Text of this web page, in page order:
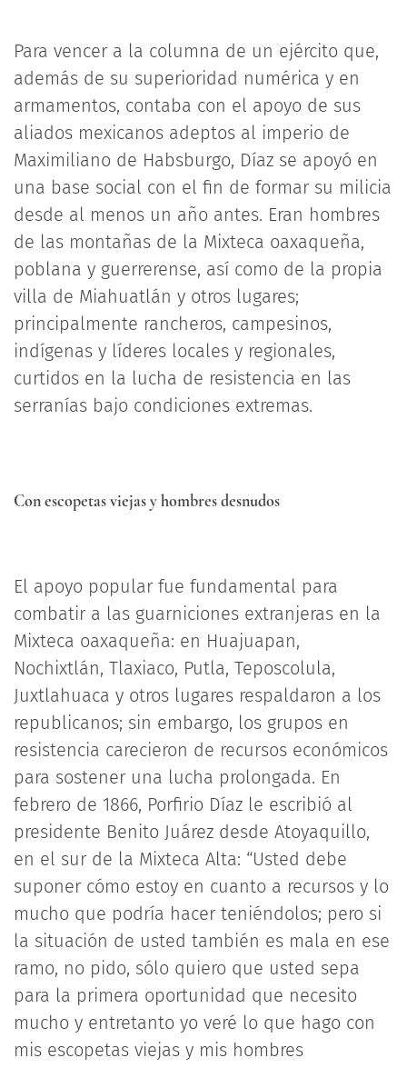
Para vencer a la columna de un ejército que,
además de su superioridad numérica y en
armamentos, contaba con el apoyo de sus
aliados mexicanos adeptos al imperio de
Maximiliano de Habsburgo, Díaz se apoyó en
una base social con el fin de formar su milicia
desde al menos un año antes. Eran hombres
de las montañas de la Mixteca oaxaqueña,
poblana y guerrerense, así como de la propia
villa de Miahuatlán y otros lugares;
principalmente rancheros, campesinos,
indígenas y líderes locales y regionales,
curtidos en la lucha de resistencia en las
serranías bajo condiciones extremas.
Con escopetas viejas y hombres desnudos
El apoyo popular fue fundamental para
combatir a las guarniciones extranjeras en la
Mixteca oaxaqueña: en Huajuapan,
Nochixtlán, Tlaxiaco, Putla, Teposcolula,
Juxtlahuaca y otros lugares respaldaron a los
republicanos; sin embargo, los grupos en
resistencia carecieron de recursos económicos
para sostener una lucha prolongada. En
febrero de 1866, Porfirio Díaz le escribió al
presidente Benito Juárez desde Atoyaquillo,
en el sur de la Mixteca Alta: “Usted debe
suponer cómo estoy en cuanto a recursos y lo
mucho que podría hacer teniéndolos; pero si
la situación de usted también es mala en ese
ramo, no pido, sólo quiero que usted sepa
para la primera oportunidad que necesito
mucho y entretanto yo veré lo que hago con
mis escopetas viejas y mis hombres